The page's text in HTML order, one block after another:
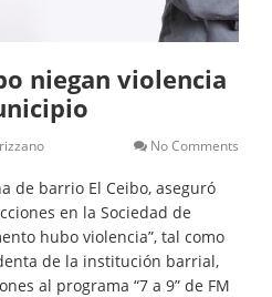
niegan violencia
No Comments
de barrio El Ceibo, aseguró
en la Sociedad de
hubo violencia”, tal como
de la institución barrial,
al programa “7 a 9” de FM